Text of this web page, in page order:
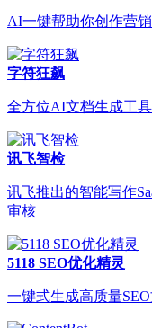
AI一键帮助你创作营
字符狂飙
全方位AI文档生成工
讯飞智检
讯飞推出的智能写作
审核
5118 SEO优化精灵
一键式生成高质量